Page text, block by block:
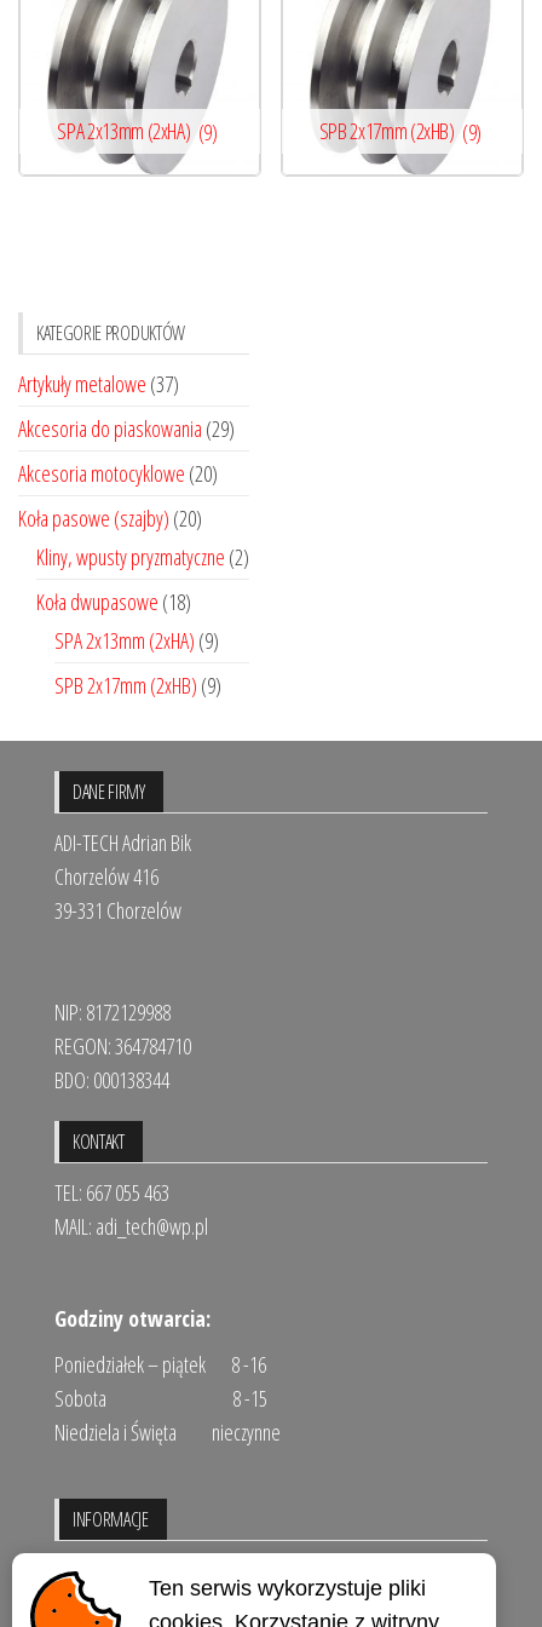
SPA 2x13mm (2xHA) (9) SPB 2x17mm (2xHB) (9)
KATEGORIE PRODUKTÓW
Artykuły metalowe (37)
Akcesoria do piaskowania (29)
Akcesoria motocyklowe (20)
Koła pasowe (szajby) (20)
Kliny, wpusty pryzmatyczne (2)
Koła dwupasowe (18)
SPA 2x13mm (2xHA) (9)
SPB 2x17mm (2xHB) (9)
DANE FIRMY
ADI-TECH Adrian Bik
Chorzelów 416
39-331 Chorzelów
NIP: 8172129988
REGON: 364784710
BDO: 000138344
KONTAKT
TEL: 667 055 463
MAIL: adi_tech@wp.pl
Godziny otwarcia:
Poniedziałek – piątek 8 -16
Sobota 8 -15
Niedziela i Święta nieczynne
INFORMACJE
Regulamin sklepu
Polityka prywatności
Ten serwis wykorzystuje pliki
cookies. Korzystanie z witryny